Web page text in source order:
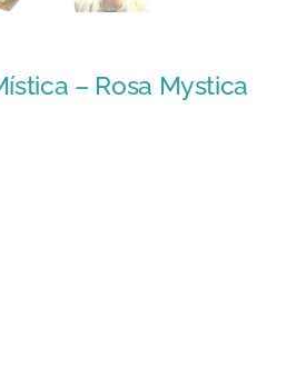
– Rosa Mystica